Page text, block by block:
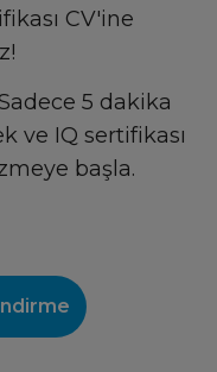
CV'ine
5 dakika
ve IQ sertifikası
başla.